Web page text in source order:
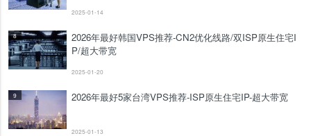
2025-01-14
8
2026年最好韩国VPS推荐-CN2优化线路/双ISP原生住宅I
P/超大带宽
2025-01-20
9 2026年最好5家台湾VPS推荐-ISP原生住宅IP-超大带宽
2025-01-13